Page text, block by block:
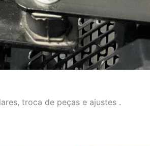
troca de peças e ajustes .